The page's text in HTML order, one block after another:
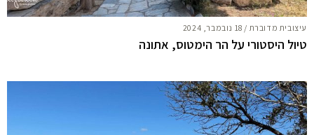
עיצובית מדוברת / 18 נובמבר, 2024
טיול היסטורי על הר הימטוס, אתונה